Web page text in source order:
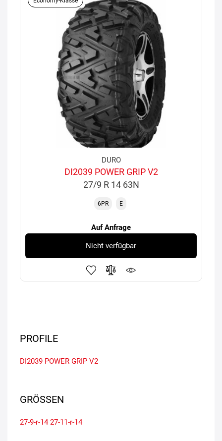
DURO
DI2039 POWER GRIP V2
27/9 R 14 63N
6PR E
Auf Anfrage
Nicht verfügbar
PROFILE
DI2039 POWER GRIP V2
GRÖSSEN
27-9-r-14 27-11-r-14